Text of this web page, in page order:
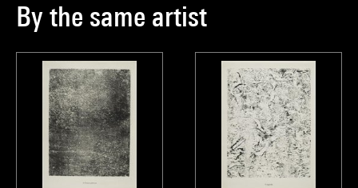
Sophie Duplaix
Source :
Collection art moderne - La collection du Centre Pompidou,
Musée national d’art moderne
, sous la direction de Brigitte
Leal, Paris, Centre Pompidou, 2007
By the same artist